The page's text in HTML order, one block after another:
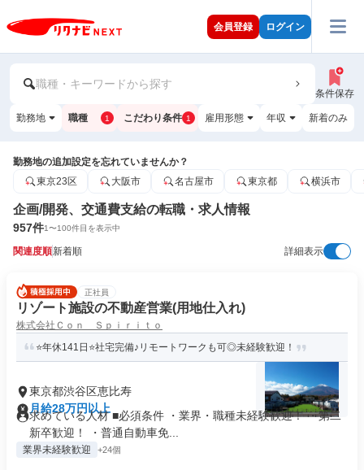
会員登録 ログイン
職種・キーワードから探す
条件保存
勤務地 職種 1 こだわり条件 1 雇用形態 年収 新着のみ
勤務地の追加設定を忘れていませんか？
東京23区
大阪市 名古屋市 東京都 横浜市
企画/開発、交通費支給の転職・求人情報
957件1〜100件目を表示中
関連度順新着順 詳細表示
正社員
リゾート施設の不動産営業(用地仕入れ)
株式会社Ｃｏｎ Ｓｐｉｒｉｔｏ
⭐年休141日⭐社宅完備♪リモートワークも可◎未経験歓迎！
東京都渋谷区恵比寿
月給28万円以上
求めている人材 ■必須条件 ・業界・職種未経験歓迎！ ・第二
新卒歓迎！ ・普通自動車免...
業界未経験歓迎 +24個